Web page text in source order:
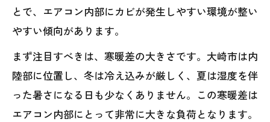
とで、エアコン内部にカビが発生しやすい環境が整い
やすい傾向があります。
まず注目すべきは、寒暖差の大きさです。大崎市は内
陸部に位置し、冬は冷え込みが厳しく、夏は湿度を伴
った暑さになる日も少なくありません。この寒暖差は
エアコン内部にとって非常に大きな負荷となります。